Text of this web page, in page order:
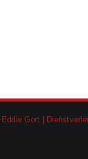
Eddie Gort |